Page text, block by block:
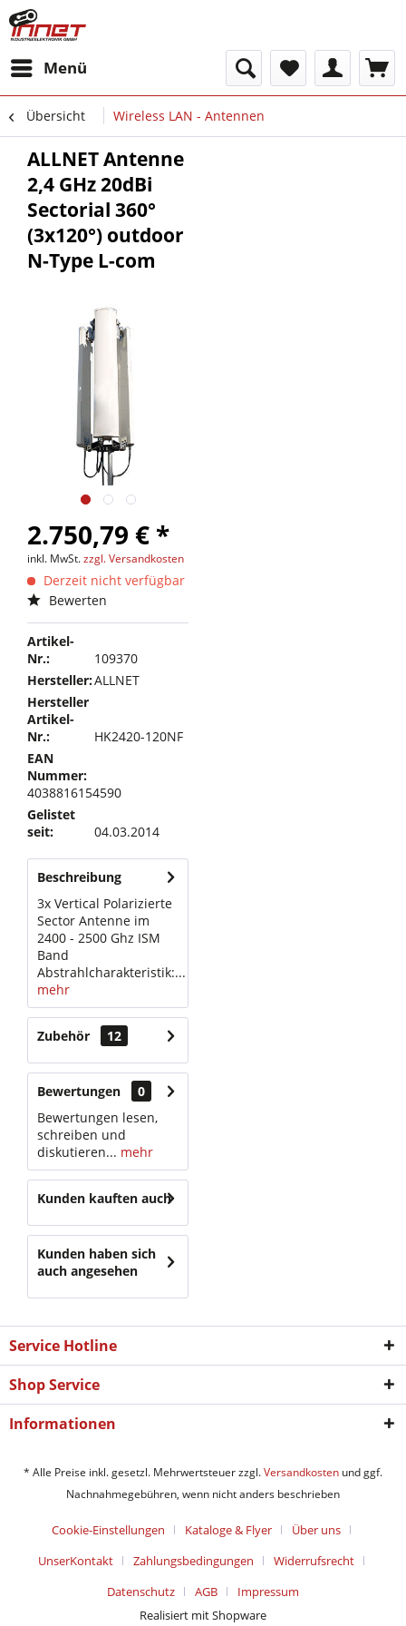
Menü
Übersicht Wireless LAN - Antennen
ALLNET Antenne
2,4 GHz 20dBi
Sectorial 360°
(3x120°) outdoor
N-Type L-com
2.750,79 € *
inkl. MwSt.zzgl. Versandkosten
Derzeit nicht verfügbar
Bewerten
Artikel-
Nr.:
109370
Hersteller:ALLNET
Hersteller
Artikel-
Nr.:
HK2420-120NF
EAN
Nummer:
4038816154590
Gelistet
seit:
04.03.2014
Beschreibung
3x Vertical Polarizierte
Sector Antenne im
2400 - 2500 Ghz ISM
Band
Abstrahlcharakteristik:...
mehr
Zubehör 12
Bewertungen
0
Bewertungen lesen,
schreiben und
diskutieren... mehr
Kunden kauften auch
Kunden haben sich
auch angesehen
Service Hotline
Shop Service
Informationen
* Alle Preise inkl. gesetzl. Mehrwertsteuer zzgl.Versandkosten und ggf.
Nachnahmegebühren, wenn nicht anders beschrieben
Cookie-Einstellungen Kataloge & Flyer
Über uns
UnserKontakt
Zahlungsbedingungen
Widerrufsrecht
Datenschutz
AGB
Impressum
Realisiert mit Shopware